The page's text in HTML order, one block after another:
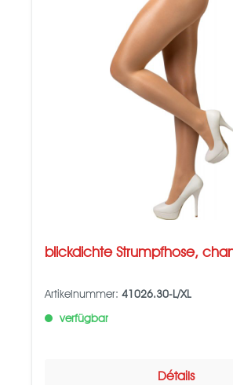
blickdichte Strumpfhose,
Artikelnummer: 41026.30-L/XL
verfügbar
Détails